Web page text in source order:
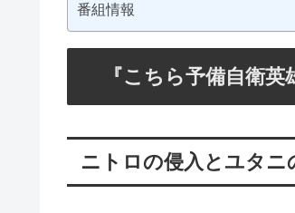
番組情報
『こちら予備自衛
ニトロの侵入とユタニ